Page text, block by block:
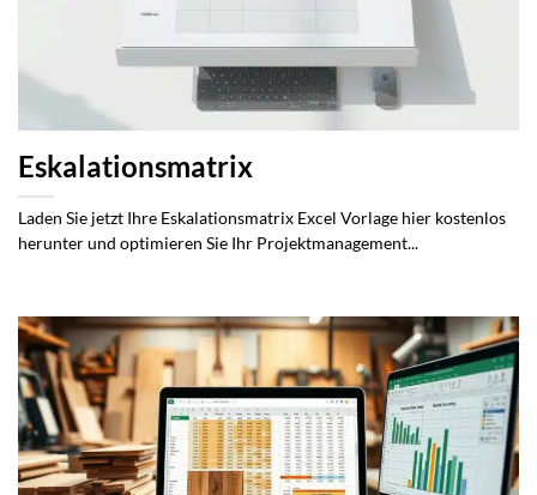
Eskalationsmatrix
Laden Sie jetzt Ihre Eskalationsmatrix Excel Vorlage hier kostenlos
herunter und optimieren Sie Ihr Projektmanagement...